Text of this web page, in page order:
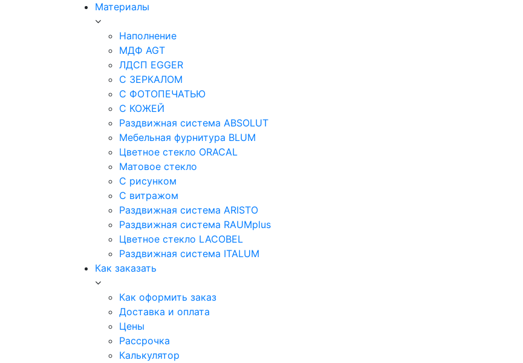
Материалы
Наполнение
МДФ AGT
ЛДСП EGGER
С ЗЕРКАЛОМ
С ФОТОПЕЧАТЬЮ
С КОЖЕЙ
Раздвижная система ABSOLUT
Мебельная фурнитура BLUM
Цветное стекло ORACAL
Матовое стекло
C рисунком
C витражом
Раздвижная система ARISTO
Раздвижная система RAUMplus
Цветное стекло LACOBEL
Раздвижная система ITALUM
Как заказать
Как оформить заказ
Доставка и оплата
Цены
Рассрочка
Калькулятор